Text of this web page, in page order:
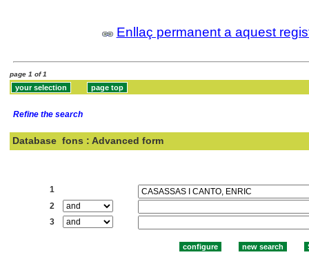
Enllaç permanent a aquest
page 1 of 1
Refine the search
Database fons : Advanced form
1
2
3